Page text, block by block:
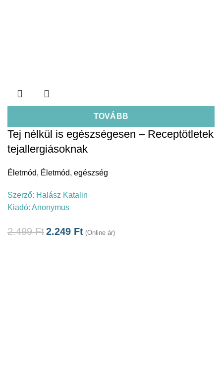
TOVÁBB
Tej nélkül is egészségesen – Receptötletek
tejallergiásoknak
Életmód, Életmód, egészség
Szerző: Halász Katalin
Kiadó: Anonymus
2.499Ft2.249 Ft (Online ár)